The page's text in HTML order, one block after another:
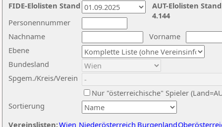
Nachname
Vorname
Ebene
Sortierung
Personennummer
Bundesland
Spgem./Kreis/Verein
Nur "österreichische" Spieler
Vereinslisten:Wien Niederösterreich Burgenland
AUT-Elolisten
4.144
FIDE-Elolisten Stand